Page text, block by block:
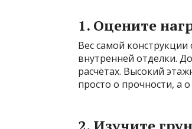
1. Оцените
Вес самой
внутренней отделки.
расчётах. Высокий
просто о прочности, а